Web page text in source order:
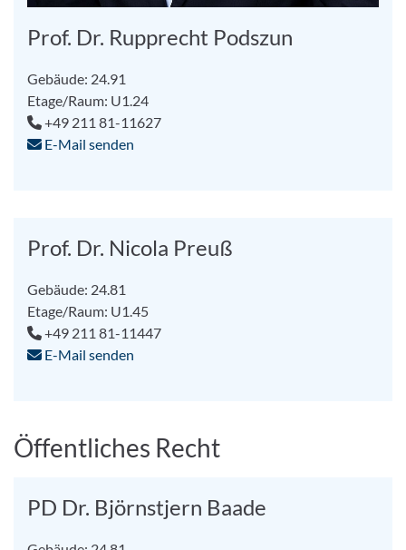
Prof. Dr. Rupprecht Podszun
Gebäude: 24.91
Etage/Raum: U1.24
+49 211 81-11627
E-Mail senden
Prof. Dr. Nicola Preuß
Gebäude: 24.81
Etage/Raum: U1.45
+49 211 81-11447
E-Mail senden
Öffentliches Recht
PD Dr. Björnstjern Baade